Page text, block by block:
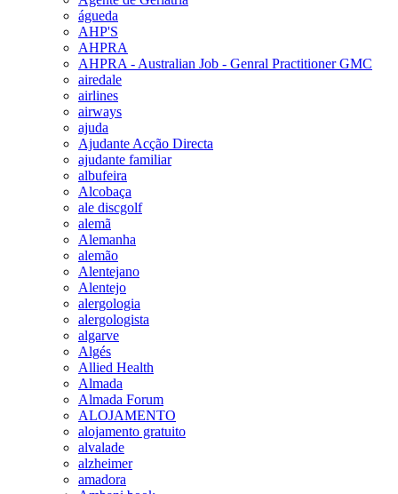
águeda
AHP'S
AHPRA
AHPRA - Australian Job - Genral Practitioner GMC
airedale
airlines
airways
ajuda
Ajudante Acção Directa
ajudante familiar
albufeira
Alcobaça
ale discgolf
alemã
Alemanha
alemão
Alentejano
Alentejo
alergologia
alergologista
algarve
Algés
Allied Health
Almada
Almada Forum
ALOJAMENTO
alojamento gratuito
alvalade
alzheimer
amadora